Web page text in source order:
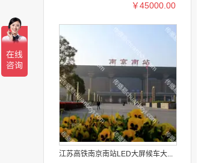
￥45000.00
江苏高铁南京南站LED大屏候车大...